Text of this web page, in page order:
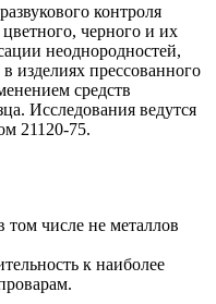
контроля
черного и их
неоднородностей,
изделиях прессованного
средств
Исследования ведутся
21120-75.
числе не металлов
к наиболее